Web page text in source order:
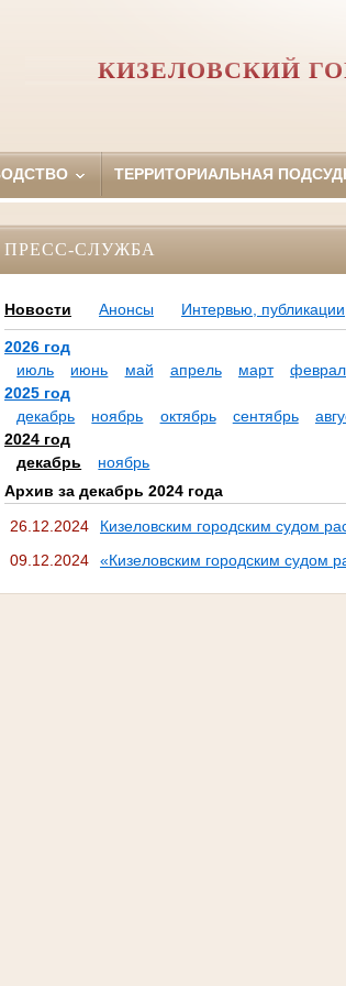
КИЗЕЛОВСКИЙ
ТЕРРИТОРИАЛЬНАЯ
ПРЕСС-СЛУЖБА
Новости Анонсы Интервью,
2026 год
июль
июнь май апрель март
2025 год
декабрь
ноябрь октябрь сентябрь
2024 год
декабрь
ноябрь
Архив за декабрь 2024 года
26.12.2024
Кизеловским городским судом
09.12.2024
«Кизеловским городским судом